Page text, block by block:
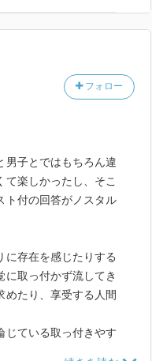
フォロー
男子とではもちろん違
楽しかったし、そこ
ト付の回答がノスタル
に存在を感じたりする
取っ付かず流してき
めたり、享受する人間
じている取っ付きやす